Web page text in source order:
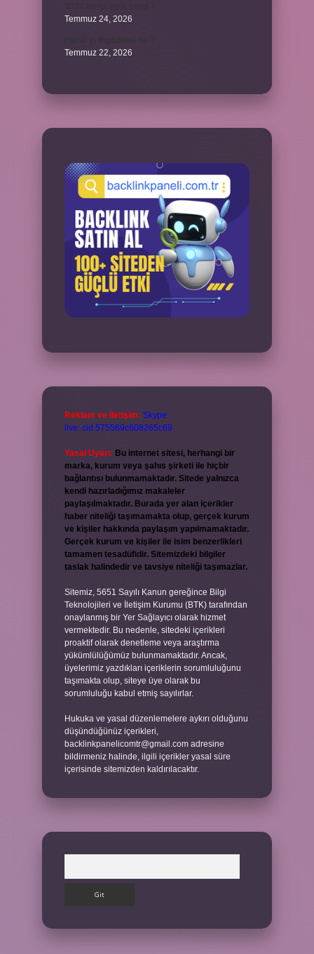
Temmuz 24, 2026
Temmuz 22, 2026
Reklam ve İletişim: Skype:
live:.cid.575569c608265c69
Yasal Uyarı: Bu internet sitesi, herhangi bir
marka, kurum veya şahıs şirketi ile hiçbir
bağlantısı bulunmamaktadır. Sitede yalnızca
kendi hazırladığımız makaleler
paylaşılmaktadır. Burada yer alan içerikler
haber niteliği taşımamakta olup, gerçek kurum
ve kişiler hakkında paylaşım yapılmamaktadır.
Gerçek kurum ve kişiler ile isim benzerlikleri
tamamen tesadüfidir. Sitemizdeki bilgiler
taslak halindedir ve tavsiye niteliği taşımazlar.
Sitemiz, 5651 Sayılı Kanun gereğince Bilgi
Teknolojileri ve İletişim Kurumu (BTK) tarafından
onaylanmış bir Yer Sağlayıcı olarak hizmet
vermektedir. Bu nedenle, sitedeki içerikleri
proaktif olarak denetleme veya araştırma
yükümlülüğümüz bulunmamaktadır. Ancak,
üyelerimiz yazdıkları içeriklerin sorumluluğunu
taşımakta olup, siteye üye olarak bu
sorumluluğu kabul etmiş sayılırlar.
Hukuka ve yasal düzenlemelere aykırı olduğunu
düşündüğünüz içerikleri,
backlinkpanelicomtr@gmail.com adresine
bildirmeniz halinde, ilgili içerikler yasal süre
içerisinde sitemizden kaldırılacaktır.